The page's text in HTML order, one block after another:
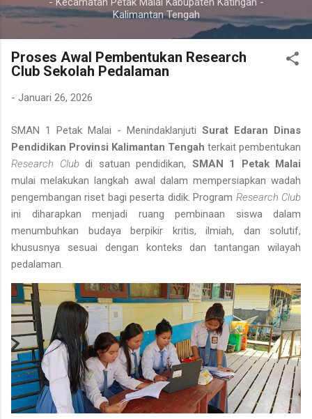
Kalimantan Tengah
Proses Awal Pembentukan Research
Club Sekolah Pedalaman
- Januari 26, 2026
SMAN 1 Petak Malai - Menindaklanjuti Surat Edaran Dinas
Pendidikan Provinsi Kalimantan Tengah terkait pembentukan
Research Clubdi satuan pendidikan, SMAN 1 Petak Malai
mulai melakukan langkah awal dalam mempersiapkan wadah
pengembangan riset bagi peserta didik. Program Research Club
ini diharapkan menjadi ruang pembinaan siswa dalam
menumbuhkan budaya berpikir kritis, ilmiah, dan solutif,
khususnya sesuai dengan konteks dan tantangan wilayah
pedalaman.